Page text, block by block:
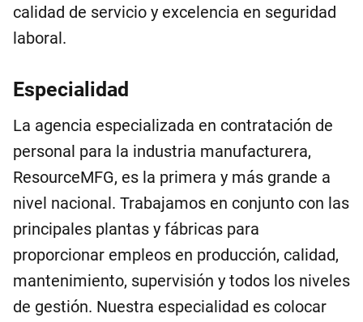
calidad de servicio y excelencia en seguridad
laboral.
Especialidad
La agencia especializada en contratación de
personal para la industria manufacturera,
ResourceMFG, es la primera y más grande a
nivel nacional. Trabajamos en conjunto con las
principales plantas y fábricas para
proporcionar empleos en producción, calidad,
mantenimiento, supervisión y todos los niveles
de gestión. Nuestra especialidad es colocar